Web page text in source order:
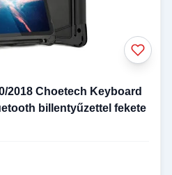
2018 Choetech Keyboard
billentyűzettel fekete